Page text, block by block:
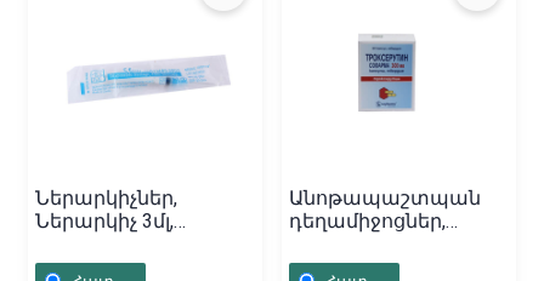
Ներարկիչներ,
Ներարկիչ 3մլ,
Անոթապաշտպան
դեղամիջոցներ,
«Troxerutin» 300մգ,